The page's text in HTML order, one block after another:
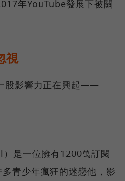
年YouTube發展下被關
視
股影響力正在興起——
）是一位擁有1200萬訂閱
青少年瘋狂的迷戀他，影